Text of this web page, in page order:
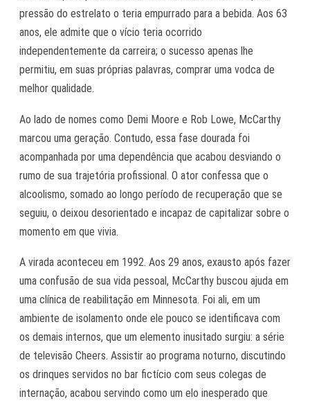
pressão do estrelato o teria empurrado para a bebida. Aos 63
anos, ele admite que o vício teria ocorrido
independentemente da carreira; o sucesso apenas lhe
permitiu, em suas próprias palavras, comprar uma vodca de
melhor qualidade.
Ao lado de nomes como Demi Moore e Rob Lowe, McCarthy
marcou uma geração. Contudo, essa fase dourada foi
acompanhada por uma dependência que acabou desviando o
rumo de sua trajetória profissional. O ator confessa que o
alcoolismo, somado ao longo período de recuperação que se
seguiu, o deixou desorientado e incapaz de capitalizar sobre o
momento em que vivia.
A virada aconteceu em 1992. Aos 29 anos, exausto após fazer
uma confusão de sua vida pessoal, McCarthy buscou ajuda em
uma clínica de reabilitação em Minnesota. Foi ali, em um
ambiente de isolamento onde ele pouco se identificava com
os demais internos, que um elemento inusitado surgiu: a série
de televisão Cheers. Assistir ao programa noturno, discutindo
os drinques servidos no bar fictício com seus colegas de
internação, acabou servindo como um elo inesperado que